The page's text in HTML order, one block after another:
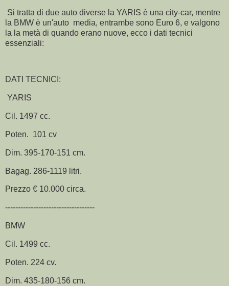
Si tratta di due auto diverse la YARIS è una city-car, mentre
la BMW è un'auto media, entrambe sono Euro 6, e valgono
la la metà di quando erano nuove, ecco i dati tecnici
essenziali:
DATI TECNICI:
YARIS
Cil. 1497 cc.
Poten. 101 cv
Dim. 395-170-151 cm.
Bagag. 286-1119 litri.
Prezzo € 10.000 circa.
-----------------------------------
BMW
Cil. 1499 cc.
Poten. 224 cv.
Dim. 435-180-156 cm.